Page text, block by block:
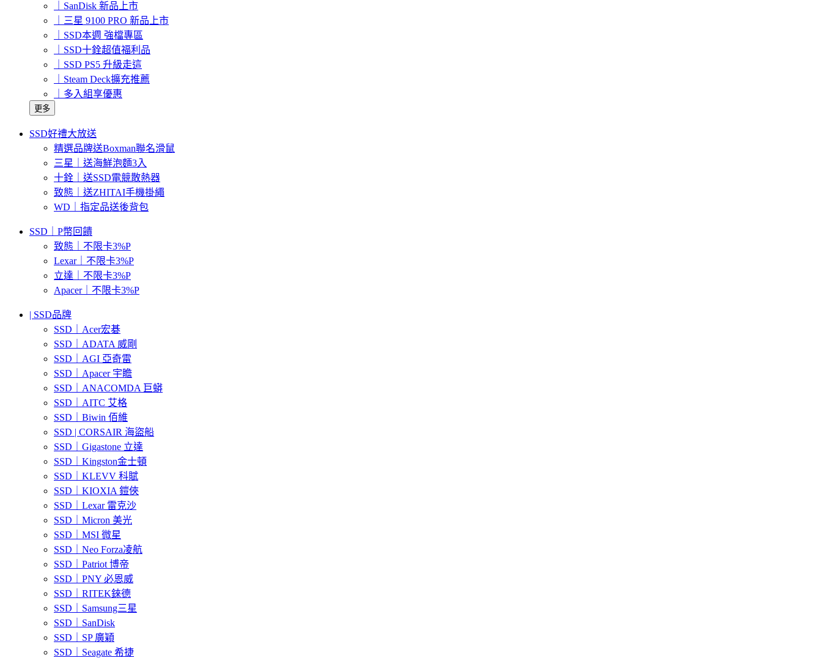
｜SanDisk 新品上市
｜三星 9100 PRO 新品上市
｜SSD本週 強檔專區
｜SSD十銓超值福利品
｜SSD PS5 升級走這
｜Steam Deck擴充推薦
｜多入組享優惠
更多
SSD好禮大放送
精選品牌送Boxman聯名滑鼠
三星｜送海鮮泡麵3入
十銓｜送SSD電競散熱器
致態｜送ZHITAI手機掛繩
WD｜指定品送後背包
SSD｜P幣回饋
致態｜不限卡3%P
Lexar｜不限卡3%P
立達｜不限卡3%P
Apacer｜不限卡3%P
| SSD品牌
SSD｜Acer宏碁
SSD｜ADATA 威剛
SSD｜AGI 亞奇雷
SSD｜Apacer 宇瞻
SSD｜ANACOMDA 巨蟒
SSD｜AITC 艾格
SSD｜Biwin 佰維
SSD | CORSAIR 海盜船
SSD｜Gigastone 立達
SSD｜Kingston金士頓
SSD｜KLEVV 科賦
SSD｜KIOXIA 鎧俠
SSD｜Lexar 雷克沙
SSD｜Micron 美光
SSD｜MSI 微星
SSD｜Neo Forza凌航
SSD｜Patriot 博帝
SSD｜PNY 必恩威
SSD｜RITEK錸德
SSD｜Samsung三星
SSD｜SanDisk
SSD｜SP 廣穎
SSD｜Seagate 希捷